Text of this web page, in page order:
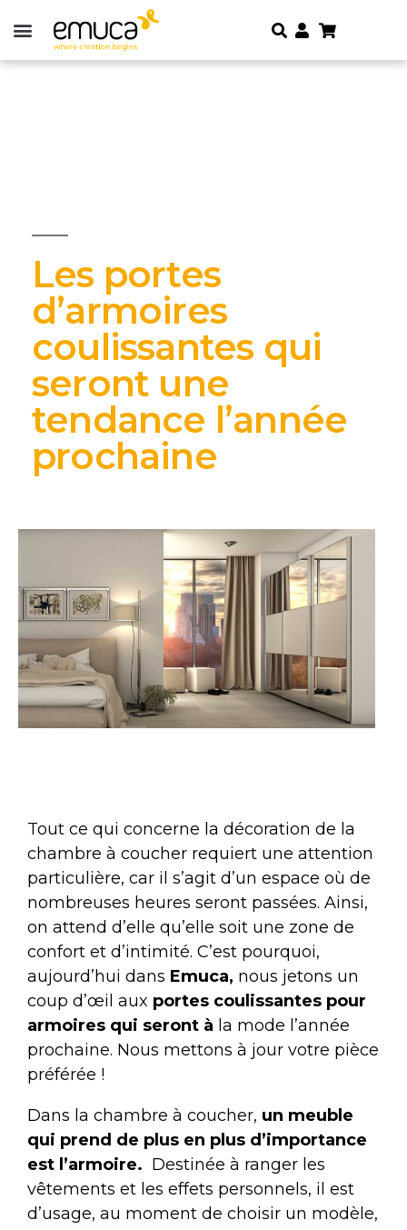
Les portes
d’armoires
coulissantes qui
seront une
tendance l’année
prochaine
Tout ce qui concerne la décoration de la
chambre à coucher requiert une attention
particulière, car il s’agit d’un espace où de
nombreuses heures seront passées. Ainsi,
on attend d’elle qu’elle soit une zone de
confort et d’intimité. C’est pourquoi,
aujourd’hui dans Emuca, nous jetons un
coup d’œil aux portes coulissantes pour
armoires qui seront à la mode l’année
prochaine. Nous mettons à jour votre pièce
préférée !
Dans la chambre à coucher, un meuble
qui prend de plus en plus d’importance
est l’armoire. Destinée à ranger les
vêtements et les effets personnels, il est
d’usage, au moment de choisir un modèle,